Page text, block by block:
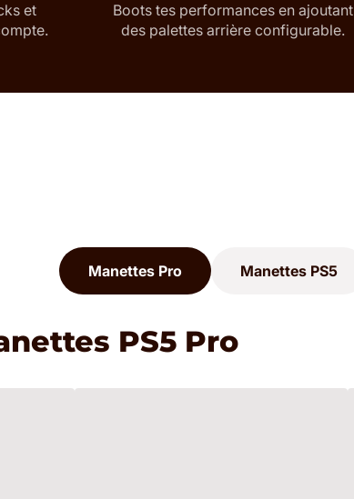
et
Boots tes performances en ajoutant
des palettes arrière configurable.
Manettes Pro Manettes PS5
PS5 Pro